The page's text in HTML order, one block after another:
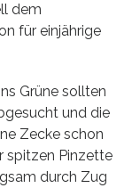
dem
für einjährige
Grüne sollten
und die
Zecke schon
spitzen Pinzette
durch Zug